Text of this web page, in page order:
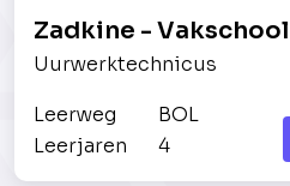
Zadkine -
Uurwerktechnicus
Leerweg
BOL
Leerjaren
4